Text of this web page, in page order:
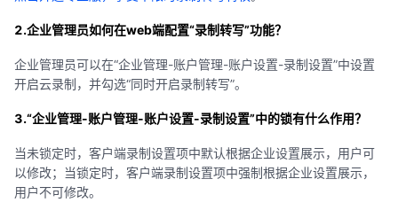
2.企业管理员如何在web端配置“录制转写”功能？
企业管理员可以在“企业管理-账户管理-账户设置-录制设置”中设置
开启云录制，并勾选“同时开启录制转写”。
3.“企业管理-账户管理-账户设置-录制设置”中的锁有什么作用？
当未锁定时，客户端录制设置项中默认根据企业设置展示，用户可
以修改；当锁定时，客户端录制设置项中强制根据企业设置展示，
用户不可修改。